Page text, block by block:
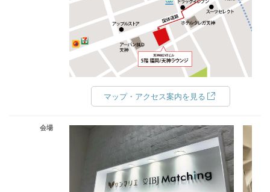
マップ・アクセス案内を見る
会場